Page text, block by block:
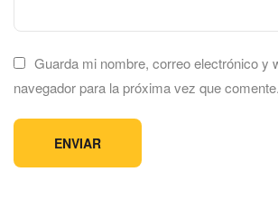
Guarda mi nombre, correo electrónico y
navegador para la próxima vez que comente.